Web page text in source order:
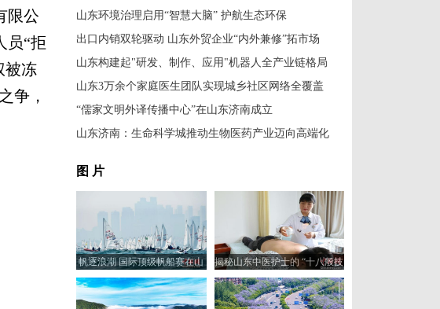
限公
员“拒
被冻
争，
山东环境治理启用“智慧大脑” 护航生态环保
出口内销双轮驱动 山东外贸企业“内外兼修”拓市场
山东构建起"研发、制作、应用"机器人全产业链格局
山东3万余个家庭医生团队实现城乡社区网络全覆盖
“儒家文明外译传播中心”在山东济南成立
山东济南：生命科学城推动生物医药产业迈向高端化
图 片
帆逐浪潮 国际顶级帆船赛在山
东青岛开赛
揭秘山东中医护士的 “十八般技
艺”